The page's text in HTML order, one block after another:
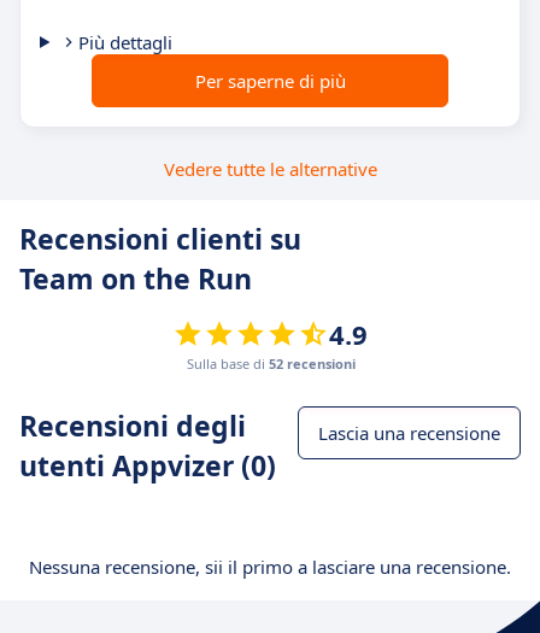
Più dettagli
Per saperne di più
Vedere tutte le alternative
Recensioni clienti su
Team on the Run
4.9
Sulla base di 52 recensioni
Recensioni degli
utenti Appvizer (0)
Lascia una recensione
Nessuna recensione, sii il primo a lasciare una recensione.